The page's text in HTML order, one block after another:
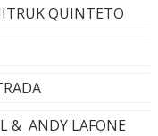
QUINTETO
& ANDY LAFONE